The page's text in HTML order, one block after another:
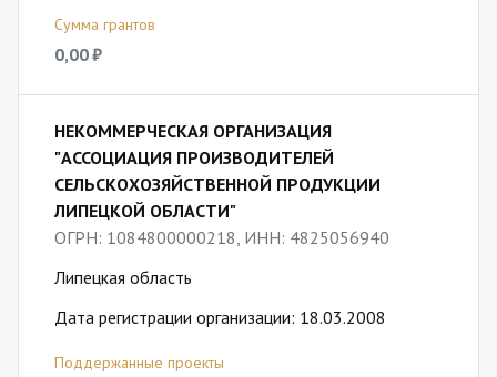
Сумма грантов
0,00 ₽
НЕКОММЕРЧЕСКАЯ ОРГАНИЗАЦИЯ
"АССОЦИАЦИЯ ПРОИЗВОДИТЕЛЕЙ
СЕЛЬСКОХОЗЯЙСТВЕННОЙ ПРОДУКЦИИ
ЛИПЕЦКОЙ ОБЛАСТИ"
ОГРН: 1084800000218, ИНН: 4825056940
Липецкая область
Дата регистрации организации: 18.03.2008
Поддержанные проекты